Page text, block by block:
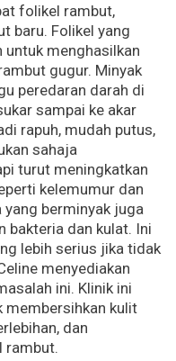
folikel rambut,
baru. Folikel yang
untuk menghasilkan
gugur. Minyak
peredaran darah di
sampai ke akar
rapuh, mudah putus,
sahaja
turut meningkatkan
kelemumur dan
berminyak juga
bakteria dan kulat. Ini
lebih serius jika tidak
menyediakan
ini. Klinik ini
membersihkan kulit
dan
rambut.